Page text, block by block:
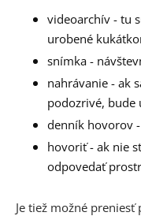
videoarchív - tu
urobené
snímka -
nahrávanie - ak
podozrivé, bude
denník hovorov
hovoriť - ak nie
odpovedať
Je tiež možné